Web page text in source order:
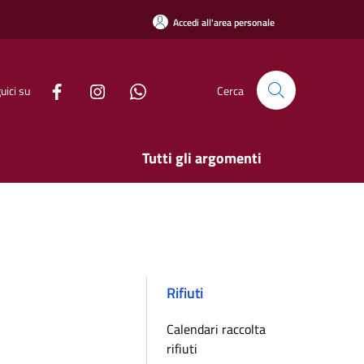
Accedi all'area personale
su Cerca
Tutti gli argomenti
Rifiuti
Calendari raccolta
rifiuti